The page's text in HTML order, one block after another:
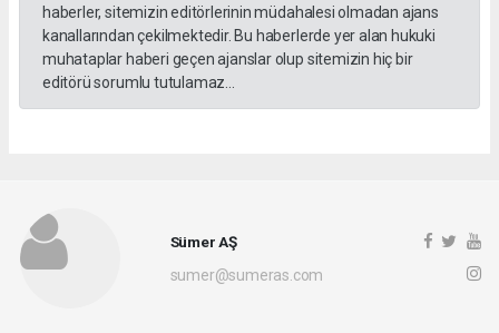
haberler, sitemizin editörlerinin müdahalesi olmadan ajans
kanallarından çekilmektedir. Bu haberlerde yer alan hukuki
muhataplar haberi geçen ajanslar olup sitemizin hiç bir
editörü sorumlu tutulamaz...
Sümer AŞ
sumer@sumeras.com